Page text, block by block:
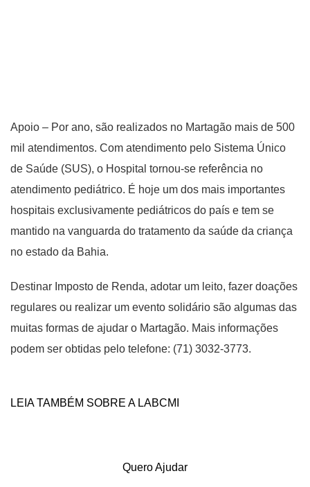
Apoio – Por ano, são realizados no Martagão mais de 500
mil atendimentos. Com atendimento pelo Sistema Único
de Saúde (SUS), o Hospital tornou-se referência no
atendimento pediátrico. É hoje um dos mais importantes
hospitais exclusivamente pediátricos do país e tem se
mantido na vanguarda do tratamento da saúde da criança
no estado da Bahia.
Destinar Imposto de Renda, adotar um leito, fazer doações
regulares ou realizar um evento solidário são algumas das
muitas formas de ajudar o Martagão. Mais informações
podem ser obtidas pelo telefone: (71) 3032-3773.
LEIA TAMBÉM SOBRE A LABCMI
Quero Ajudar